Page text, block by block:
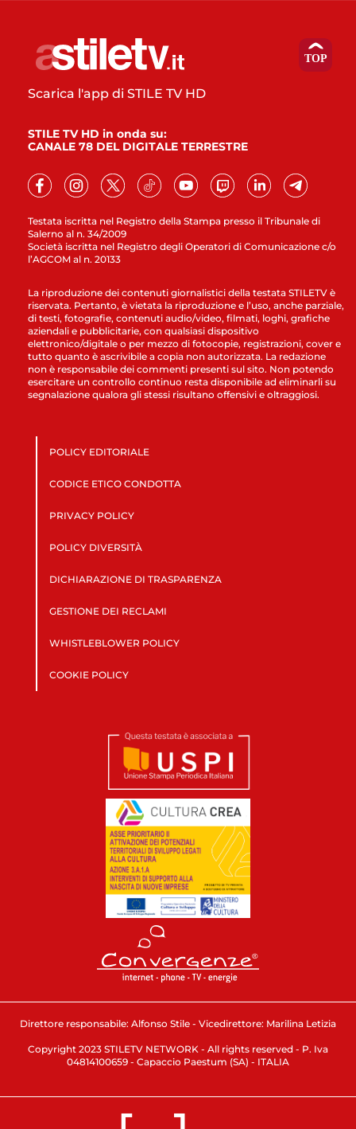
Testata iscritta nel Registro della Stampa presso il Tribunale di
Salerno al n. 34/2009
Società iscritta nel Registro degli Operatori di Comunicazione c/o
l’AGCOM al n. 20133
Scarica l'app di STILE TV HD
STILE TV HD in onda su:
CANALE 78 DEL DIGITALE TERRESTRE
La riproduzione dei contenuti giornalistici della testata STILETV è
riservata. Pertanto, è vietata la riproduzione e l’uso, anche parziale,
di testi, fotografie, contenuti audio/video, filmati, loghi, grafiche
aziendali e pubblicitarie, con qualsiasi dispositivo
elettronico/digitale o per mezzo di fotocopie, registrazioni, cover e
tutto quanto è ascrivibile a copia non autorizzata. La redazione
non è responsabile dei commenti presenti sul sito. Non potendo
esercitare un controllo continuo resta disponibile ad eliminarli su
segnalazione qualora gli stessi risultano offensivi e oltraggiosi.
POLICY EDITORIALE
CODICE ETICO CONDOTTA
PRIVACY POLICY
POLICY DIVERSITÀ
DICHIARAZIONE DI TRASPARENZA
GESTIONE DEI RECLAMI
WHISTLEBLOWER POLICY
COOKIE POLICY
Direttore responsabile: Alfonso Stile - Vicedirettore: Marilina Letizia
Copyright 2023 STILETV NETWORK - All rights reserved - P. Iva
04814100659 - Capaccio Paestum (SA) - ITALIA